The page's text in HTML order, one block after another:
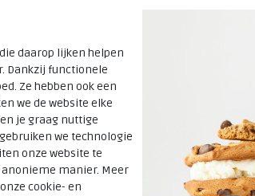
Altijd
Fabrikantcode
Bestelcode
Kleur
daarop lijken helpen
Dankzij functionele
Ze hebben ook een
we de website elke
je graag nuttige
we technologie
onze website te
anonieme manier. Meer
cookie- en